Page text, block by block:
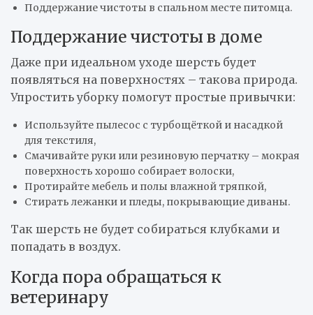
Поддержание чистоты в спальном месте питомца.
Поддержание чистоты в доме
Даже при идеальном уходе шерсть будет
появляться на поверхностях – такова природа.
Упростить уборку помогут простые привычки:
Используйте пылесос с турбощёткой и насадкой
для текстиля,
Смачивайте руки или резиновую перчатку – мокрая
поверхность хорошо собирает волоски,
Протирайте мебель и полы влажной тряпкой,
Стирать лежанки и пледы, покрывающие диваны.
Так шерсть не будет собираться клубками и
попадать в воздух.
Когда пора обращаться к
ветеринару